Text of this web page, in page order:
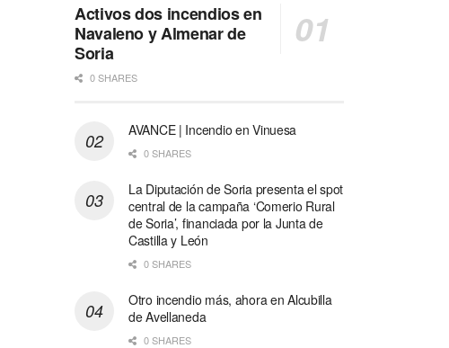
Activos dos incendios en
Navaleno y Almenar de
Soria
0 SHARES
AVANCE | Incendio en Vinuesa
0 SHARES
La Diputación de Soria presenta el spot
central de la campaña ‘Comerio Rural
de Soria’, financiada por la Junta de
Castilla y León
0 SHARES
Otro incendio más, ahora en Alcubilla
de Avellaneda
0 SHARES